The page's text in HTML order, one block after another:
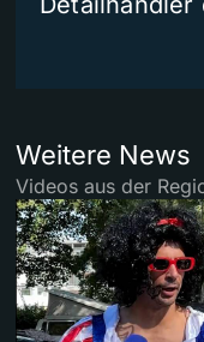
Weitere News
Videos aus der